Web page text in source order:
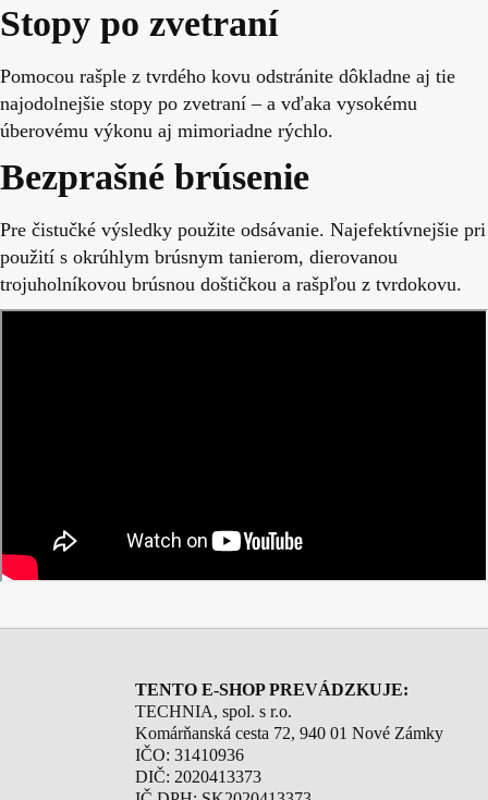
Stopy po zvetraní
Pomocou rašple z tvrdého kovu odstránite dôkladne aj tie
najodolnejšie stopy po zvetraní – a vďaka vysokému
úberovému výkonu aj mimoriadne rýchlo.
Bezprašné brúsenie
Pre čistučké výsledky použite odsávanie. Najefektívnejšie pri
použití s okrúhlym brúsnym tanierom, dierovanou
trojuholníkovou brúsnou doštičkou a rašpľou z tvrdokovu.
TENTO E-SHOP PREVÁDZKUJE:
TECHNIA, spol. s r.o.
Komárňanská cesta 72, 940 01 Nové Zámky
IČO: 31410936
DIČ: 2020413373